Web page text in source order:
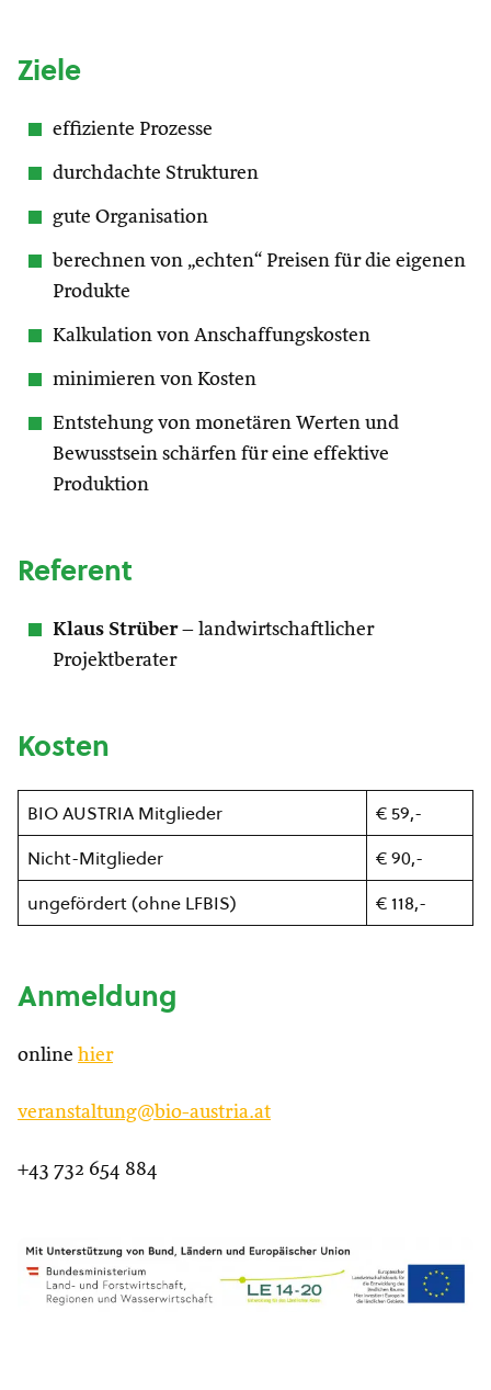
Ziele
effiziente Prozesse
durchdachte Strukturen
gute Organisation
berechnen von „echten“ Preisen für die eigenen
Produkte
Kalkulation von Anschaffungskosten
minimieren von Kosten
Entstehung von monetären Werten und
Bewusstsein schärfen für eine effektive
Produktion
Referent
Klaus Strüber– landwirtschaftlicher
Projektberater
Kosten
BIO AUSTRIA Mitglieder
€ 59,-
Nicht-Mitglieder
€ 90,-
ungefördert (ohne LFBIS)
€ 118,-
Anmeldung
online hier
veranstaltung@bio-austria.at
+43 732 654 884